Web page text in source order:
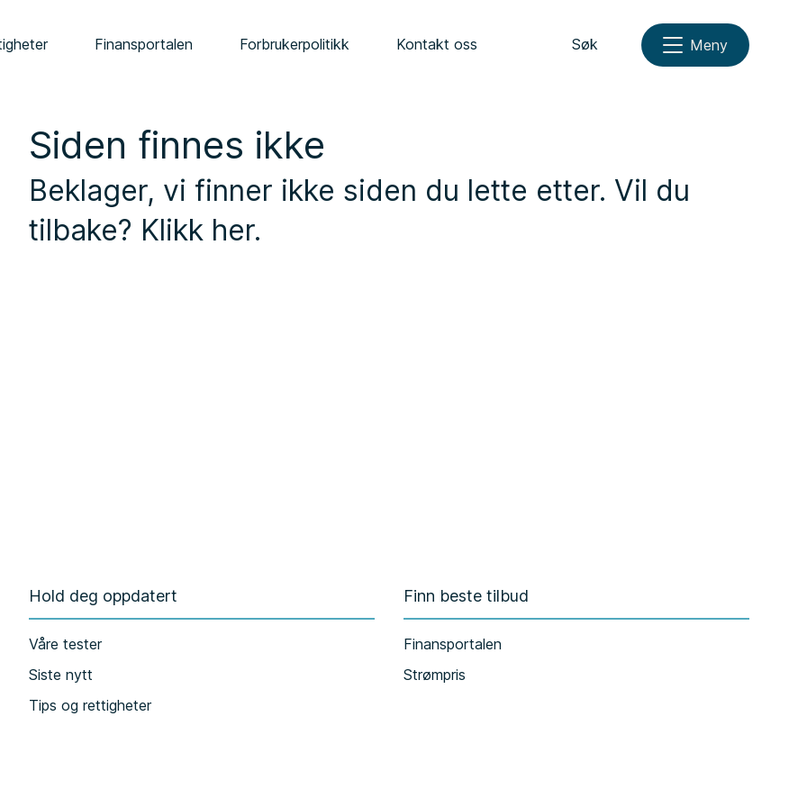
Finansportalen Forbrukerpolitikk Kontakt oss Søk Meny
Siden finnes ikke
Beklager, vi finner ikke siden du lette etter. Vil du
tilbake? Klikk her.
Hold deg oppdatert
Våre tester
Siste nytt
Tips og rettigheter
Finn beste tilbud
Finansportalen
Strømpris